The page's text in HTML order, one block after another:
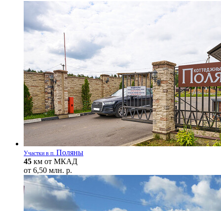
Участки в п. Поляны
45 км от МКАД
от 6,50 млн. р.